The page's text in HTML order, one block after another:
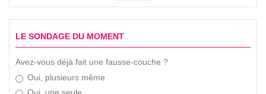
LE SONDAGE DU MOMENT
Avez-vous déjà fait une fausse-couche ?
Oui, plusieurs même
Oui, une seule